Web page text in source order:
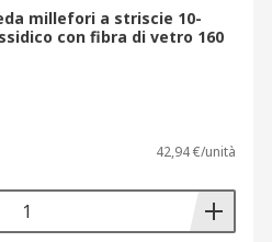
millefori a striscie 10-
con fibra di vetro 160
42,94 €/unità